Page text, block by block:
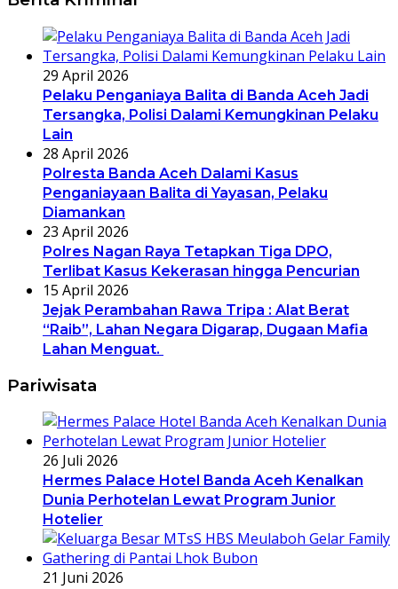
29 April 2026
Pelaku Penganiaya Balita di Banda Aceh Jadi
Tersangka, Polisi Dalami Kemungkinan Pelaku
Lain
28 April 2026
Polresta Banda Aceh Dalami Kasus
Penganiayaan Balita di Yayasan, Pelaku
Diamankan
23 April 2026
Polres Nagan Raya Tetapkan Tiga DPO,
Terlibat Kasus Kekerasan hingga Pencurian
15 April 2026
Jejak Perambahan Rawa Tripa : Alat Berat
“Raib”, Lahan Negara Digarap, Dugaan Mafia
Lahan Menguat.
Pariwisata
26 Juli 2026
Hermes Palace Hotel Banda Aceh Kenalkan
Dunia Perhotelan Lewat Program Junior
Hotelier
21 Juni 2026